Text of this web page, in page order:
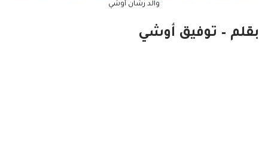
والد رشان أوشي
بقلم – توفيق أوشي